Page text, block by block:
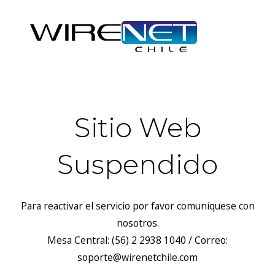
Sitio Web
Suspendido
Para reactivar el servicio por favor comuníquese con
nosotros.
Mesa Central: (56) 2 2938 1040 / Correo:
soporte@wirenetchile.com